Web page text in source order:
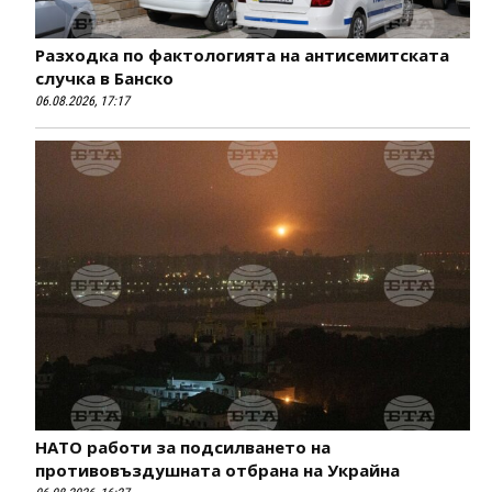
Разходка по фактологията на антисемитската
случка в Банско
06.08.2026, 17:17
НАТО работи за подсилването на
противовъздушната отбрана на Украйна